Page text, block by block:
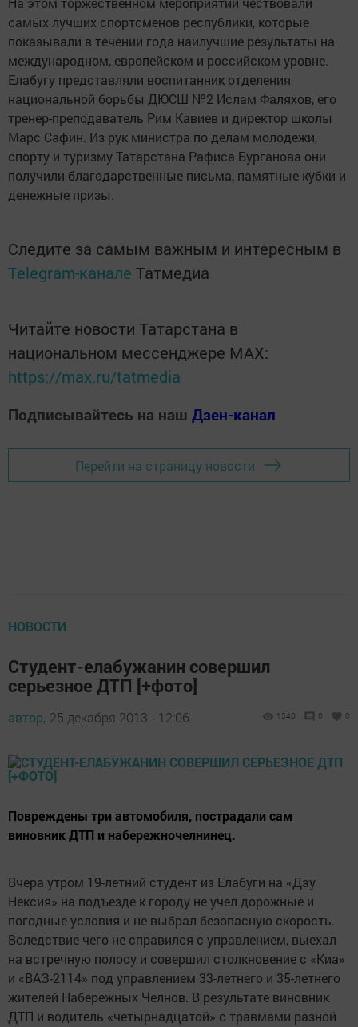
самых лучших спортсменов республики, которые
показывали в течении года наилучшие результаты на
международном, европейском и российском уровне.
Елабугу представляли воспитанник отделения
национальной борьбы ДЮСШ №2 Ислам Фаляхов, его
тренер-преподаватель Рим Кавиев и директор школы
Марс Сафин. Из рук министра по делам молодежи,
спорту и туризму Татарстана Рафиса Бурганова они
получили благодарственные письма, памятные кубки и
денежные призы.
Следите за самым важным и интересным в
Telegram-канале Татмедиа
Читайте новости Татарстана в
национальном мессенджере MАХ:
https://max.ru/tatmedia
Подписывайтесь на наш Дзен-канал
Перейти на страницу новости
НОВОСТИ
Студент-елабужанин совершил
серьезное ДТП [+фото]
автор, 25 декабря 2013 - 12:06 1540 0 0
Повреждены три автомобиля, пострадали сам
виновник ДТП и набережночелнинец.
Вчера утром 19-летний студент из Елабуги на «Дэу
Нексия» на подъезде к городу не учел дорожные и
погодные условия и не выбрал безопасную скорость.
Вследствие чего не справился с управлением, выехал
на встречную полосу и совершил столкновение с «Киа»
и «ВАЗ-2114» под управлением 33-летнего и 35-летнего
жителей Набережных Челнов. В результате виновник
ДТП и водитель «четырнадцатой» с травмами разной